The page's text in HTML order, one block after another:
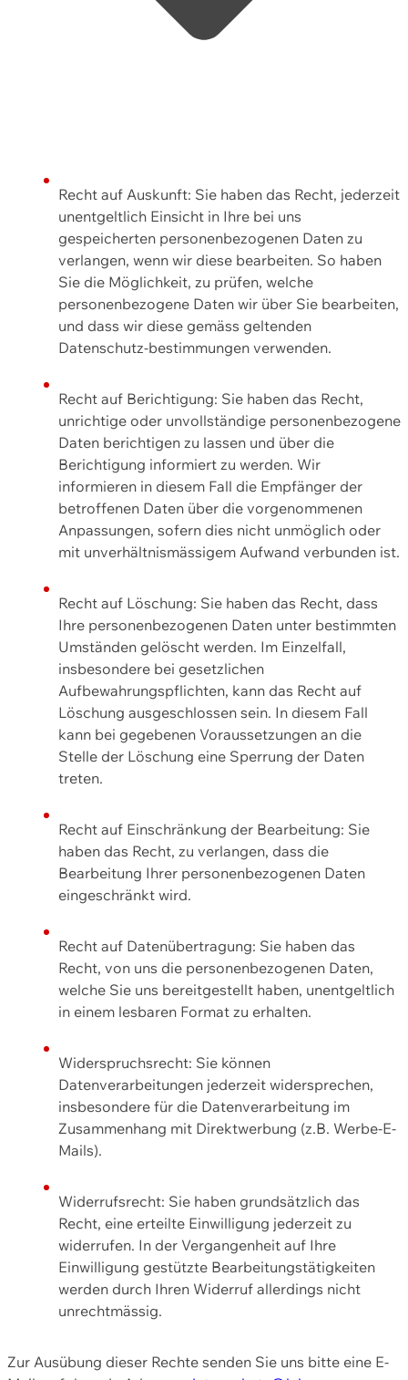
Recht auf Auskunft: Sie haben das Recht, jederzeit
unentgeltlich Einsicht in Ihre bei uns
gespeicherten personenbezogenen Daten zu
verlangen, wenn wir diese bearbeiten. So haben
Sie die Möglichkeit, zu prüfen, welche
personenbezogene Daten wir über Sie bearbeiten,
und dass wir diese gemäss geltenden
Datenschutz-bestimmungen verwenden.
Recht auf Berichtigung: Sie haben das Recht,
unrichtige oder unvollständige personenbezogene
Daten berichtigen zu lassen und über die
Berichtigung informiert zu werden. Wir
informieren in diesem Fall die Empfänger der
betroffenen Daten über die vorgenommenen
Anpassungen, sofern dies nicht unmöglich oder
mit unverhältnismässigem Aufwand verbunden ist.
Recht auf Löschung: Sie haben das Recht, dass
Ihre personenbezogenen Daten unter bestimmten
Umständen gelöscht werden. Im Einzelfall,
insbesondere bei gesetzlichen
Aufbewahrungspflichten, kann das Recht auf
Löschung ausgeschlossen sein. In diesem Fall
kann bei gegebenen Voraussetzungen an die
Stelle der Löschung eine Sperrung der Daten
treten.
Recht auf Einschränkung der Bearbeitung: Sie
haben das Recht, zu verlangen, dass die
Bearbeitung Ihrer personenbezogenen Daten
eingeschränkt wird.
Recht auf Datenübertragung: Sie haben das
Recht, von uns die personenbezogenen Daten,
welche Sie uns bereitgestellt haben, unentgeltlich
in einem lesbaren Format zu erhalten.
Widerspruchsrecht: Sie können
Datenverarbeitungen jederzeit widersprechen,
insbesondere für die Datenverarbeitung im
Zusammenhang mit Direktwerbung (z.B. Werbe-E-
Mails).
Widerrufsrecht: Sie haben grundsätzlich das
Recht, eine erteilte Einwilligung jederzeit zu
widerrufen. In der Vergangenheit auf Ihre
Einwilligung gestützte Bearbeitungstätigkeiten
werden durch Ihren Widerruf allerdings nicht
unrechtmässig.
Zur Ausübung dieser Rechte senden Sie uns bitte eine E-